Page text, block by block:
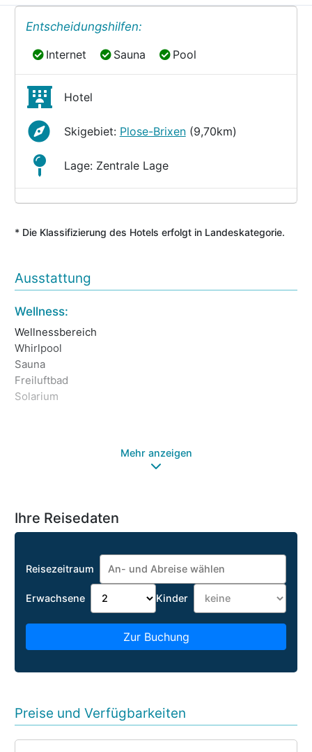
Entscheidungshilfen:
Internet
Internet Sauna
Sauna Pool
Pool
Hotel
Skigebiet: Plose-Brixen(9,70km)
Lage: Zentrale Lage
* Die Klassifizierung des Hotels erfolgt in Landeskategorie.
Ausstattung
Wellness:
Wellnessbereich
Whirlpool
Sauna
Freiluftbad
Solarium
Mehr anzeigen
Ihre Reisedaten
Reisezeitraum
Erwachsene Kinder
Zur Buchung
Preise und Verfügbarkeiten